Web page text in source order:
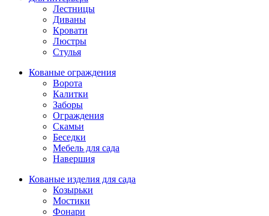
Лестницы
Диваны
Кровати
Люстры
Стулья
Кованые ограждения
Ворота
Калитки
Заборы
Ограждения
Скамьи
Беседки
Мебель для сада
Навершия
Кованые изделия для сада
Козырьки
Мостики
Фонари